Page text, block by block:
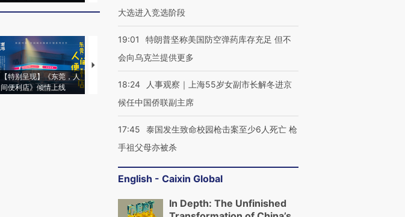
【特别呈现】《东莞，人
间便利店》倾情上线
【推广】走进第四届链博
有意思的生活方式·第三对
住三大增长引擎是什么？
大选进入竞选阶段
19:01
特朗普坚称美国防空弹药库存充足 但不
会向乌克兰提供更多
18:24
人事观察｜上海55岁女副市长解冬进京
候任中国侨联副主席
17:45
泰国发生致命校园枪击案至少6人死亡 枪
手祖父母亦被杀
English - Caixin Global
In Depth: The Unfinished